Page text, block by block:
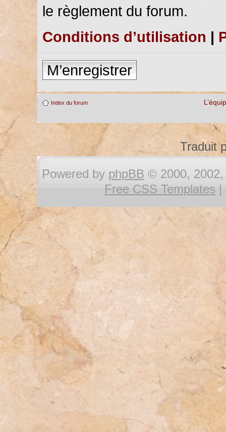
le règlement du forum.
Conditions d’utilisation |
M’enregistrer
Index du forum
Traduit
Powered by phpBB © 2000, 2002,
Free CSS Templates |